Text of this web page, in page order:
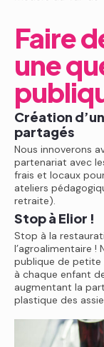
Faire
une
Création
partagés
Nous innoverons
partenariat avec
frais et locaux
ateliers
retraite).
Stop à Elior !
Stop à la
l’agroalimentaire !
publique de petite
à chaque enfant
augmentant la
plastique des